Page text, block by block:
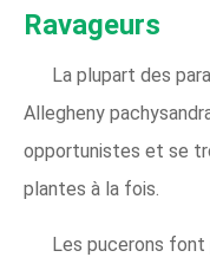
Ravageurs
La plupart des
Allegheny
opportunistes et se
plantes à la fois.
Les pucerons